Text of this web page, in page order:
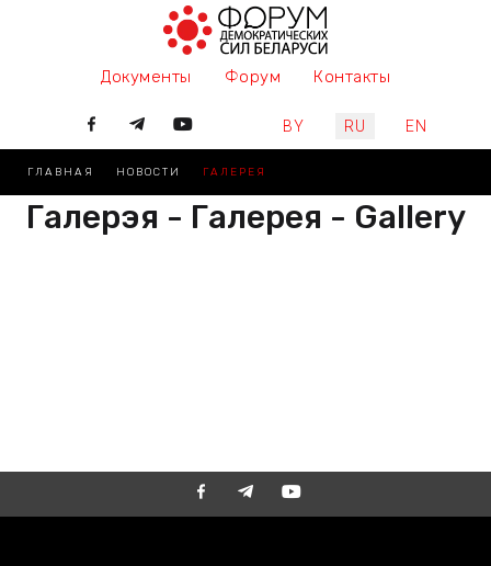
Документы Форум Контакты
Выберите язык
BY RU EN
ГЛАВНАЯ НОВОСТИ ГАЛЕРЕЯ
Галерэя - Галерея - Gallery